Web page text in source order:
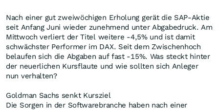
Nach einer gut zweiwöchigen Erholung gerät die SAP-Aktie
seit Anfang Juni wieder zunehmend unter Abgabedruck. Am
Mittwoch verliert der Titel weitere -4,5% und ist damit
schwächster Performer im DAX. Seit dem Zwischenhoch
belaufen sich die Abgaben auf fast -15%. Was steckt hinter
der neuerlichen Kursflaute und wie sollten sich Anleger
nun verhalten?
Goldman Sachs senkt Kursziel
Die Sorgen in der Softwarebranche haben nach einer